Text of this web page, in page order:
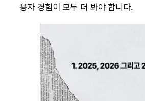
용자 경험이 모두 더 봐야 합니다.